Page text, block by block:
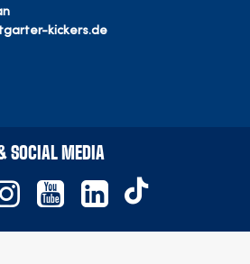
kickers.de
SOCIAL MEDIA